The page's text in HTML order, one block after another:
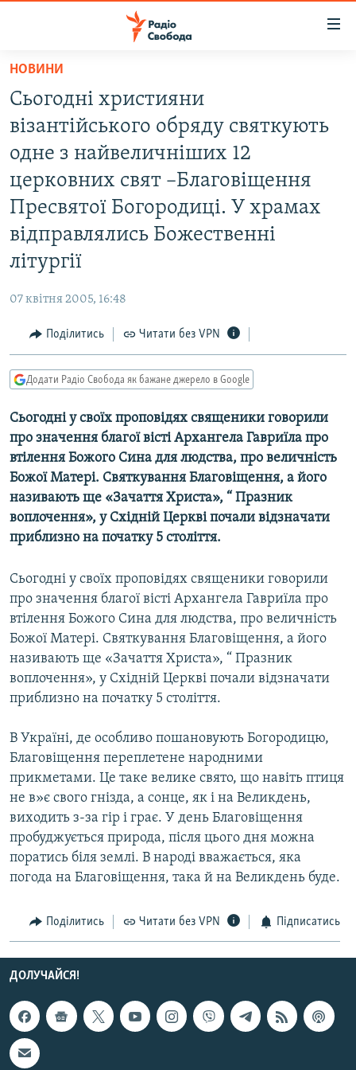
Перейти
основного
матеріалу
до
основної
навігації
Перейти
до
пошуку
ВСЕ ЗА ДОБУ
СУСПІЛЬСТВО
КУЛЬТУРА
СВІТ
РОСІЙСЬКА «ФІЛЬТРАЦІЯ»
ДОНБАС.РЕАЛІЇ
КРИМ.РЕАЛІЇ
КИТАЙ.ВИКЛИКИ
МУЛЬТИМЕДІА
СПЕЦПРОЄКТИ
ПОДКАСТИ
КРИМ РЕАЛІЇ
РУС
УКР
КТАТ
ДОЛУЧАЙСЯ!
Усі сайти RFE/RL
НОВИНИ
Сьогодні християни
візантійського обряду святкують
одне з найвеличніших 12
церковних свят –Благовіщення
Пресвятої Богородиці. У храмах
відправлялись Божественні
літургії
07 квітня 2005, 16:48
Поділитись Читати без VPN
Додати Радіо Свобода як бажане джерело в Google
Сьогодні у своїх проповідях священики говорили
про значення благої вісті Архангела Гавриїла про
втілення Божого Сина для людства, про величність
Божої Матері. Святкування Благовіщення, а його
називають ще «Зачаття Христа», “ Празник
воплочення», у Східній Церкві почали відзначати
приблизно на початку 5 століття.
Сьогодні у своїх проповідях священики говорили
про значення благої вісті Архангела Гавриїла про
втілення Божого Сина для людства, про величність
Божої Матері. Святкування Благовіщення, а його
називають ще «Зачаття Христа», “ Празник
воплочення», у Східній Церкві почали відзначати
приблизно на початку 5 століття.
В Україні, де особливо пошановують Богородицю,
Благовіщення переплетене народними
прикметами. Це таке велике свято, що навіть птиця
не в»є свого гнізда, а сонце, як і на Великдень,
виходить з-за гір і грає. У день Благовіщення
пробуджується природа, після цього дня можна
поратись біля землі. В народі вважається, яка
погода на Благовіщення, така й на Великдень буде.
Поділитись Читати без VPN Підписатись
ДОЛУЧАЙСЯ!